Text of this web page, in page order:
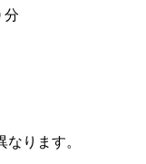
分
ります。